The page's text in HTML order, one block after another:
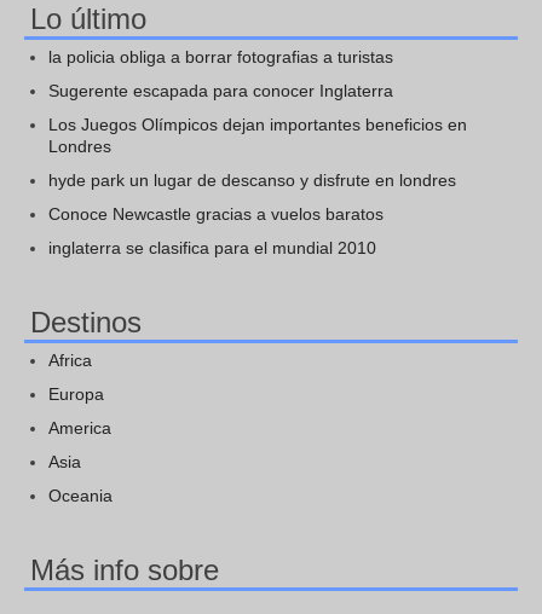
Lo último
la policia obliga a borrar fotografias a turistas
Sugerente escapada para conocer Inglaterra
Los Juegos Olímpicos dejan importantes beneficios en
Londres
hyde park un lugar de descanso y disfrute en londres
Conoce Newcastle gracias a vuelos baratos
inglaterra se clasifica para el mundial 2010
Destinos
Africa
Europa
America
Asia
Oceania
Más info sobre